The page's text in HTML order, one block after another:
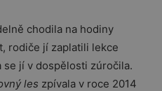
chodila na hodiny
rodiče jí zaplatili lekce
se jí v dospělosti zúročila.
les zpívala v roce 2014